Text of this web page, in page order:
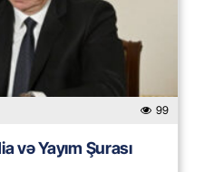
99
və Yayım Şurası